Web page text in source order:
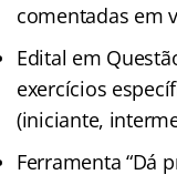
comentadas em
Edital em
exercícios
(iniciante,
Ferramenta “Dá